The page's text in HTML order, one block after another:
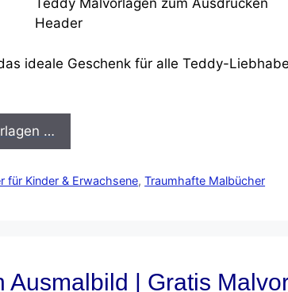
ideale Geschenk für alle Teddy-
…
für Kinder & Erwachsene,Traumhafte Malbücher
Ausmalbild | Gratis